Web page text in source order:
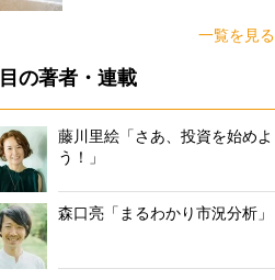
一覧を見る
の著者・連載
藤川里絵「さあ、投資を始めよ
う！」
森口亮「まるわかり市況分析」